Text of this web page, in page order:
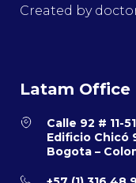
Created by
Latam Office
Calle 92 # 11-
Edificio Chicó
Bogota –